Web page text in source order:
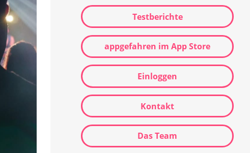
Testberichte
appgefahren im App Store
Einloggen
Kontakt
Das Team